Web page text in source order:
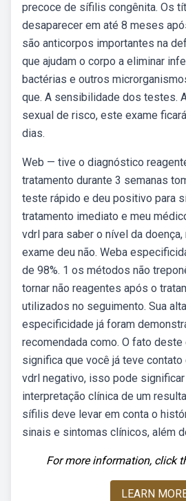
precoce de sífilis congênita. Os
desaparecer em até 8 meses
são anticorpos importantes na
que ajudam o corpo a eliminar
bactérias e outros
que. A sensibilidade dos testes.
sexual de risco, este exame
dias.
Web — tive o diagnóstico
tratamento durante 3 semanas
teste rápido e deu positivo para
tratamento imediato e meu
vdrl para saber o nível da
exame deu não. Weba
de 98%. 1 os métodos não
tornar não reagentes após o
utilizados no seguimento. Sua
especificidade já foram
recomendada como. O fato
significa que você já teve
vdrl negativo, isso pode
interpretação clínica de um
sífilis deve levar em conta o
sinais e sintomas clínicos, além
For more information, click
LEARN